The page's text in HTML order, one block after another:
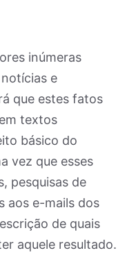
inúmeras
e
que estes fatos
textos
básico do
vez que esses
pesquisas de
aos e-mails dos
de quais
aquele resultado.